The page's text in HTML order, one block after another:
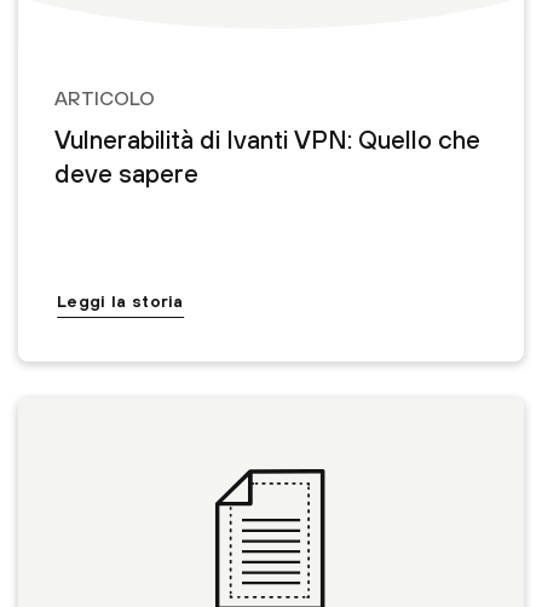
ARTICOLO
Vulnerabilità di Ivanti VPN: Quello che
deve sapere
Leggi la storia